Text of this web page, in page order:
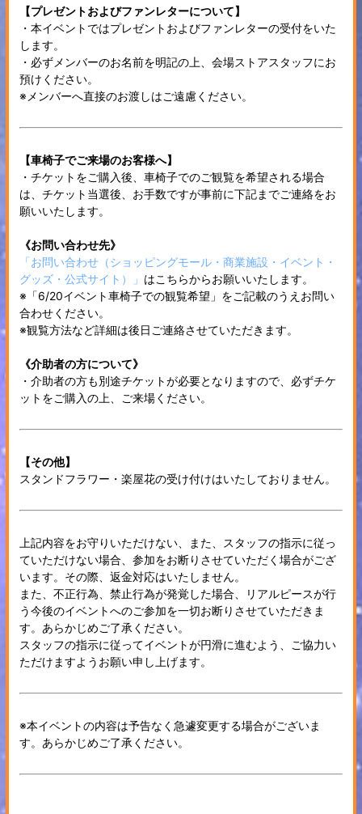
【プレゼントおよびファンレターについて】
・本イベントではプレゼントおよびファンレターの受付をいた
します。
・必ずメンバーのお名前を明記の上、会場ストアスタッフにお
預けください。
※メンバーへ直接のお渡しはご遠慮ください。
【車椅子でご来場のお客様へ】
・チケットをご購入後、車椅子でのご観覧を希望される場合
は、チケット当選後、お手数ですが事前に下記までご連絡をお
願いいたします。
《お問い合わせ先》
「お問い合わせ（ショッピングモール・商業施設・イベント・
グッズ・公式サイト）」 はこちらからお願いいたします。
※「6/20イベント車椅子での観覧希望」をご記載のうえお問い
合わせください。
※観覧方法など詳細は後日ご連絡させていただきます。
《介助者の方について》
・介助者の方も別途チケットが必要となりますので、必ずチケ
ットをご購入の上、ご来場ください。
【その他】
スタンドフラワー・楽屋花の受け付けはいたしておりません。
上記内容をお守りいただけない、また、スタッフの指示に従っ
ていただけない場合、参加をお断りさせていただく場合がござ
います。その際、返金対応はいたしません。
また、不正行為、禁止行為が発覚した場合、リアルピースが行
う今後のイベントへのご参加を一切お断りさせていただきま
す。あらかじめご了承ください。
スタッフの指示に従ってイベントが円滑に進むよう、ご協力い
ただけますようお願い申し上げます。
※本イベントの内容は予告なく急遽変更する場合がございま
す。あらかじめご了承ください。